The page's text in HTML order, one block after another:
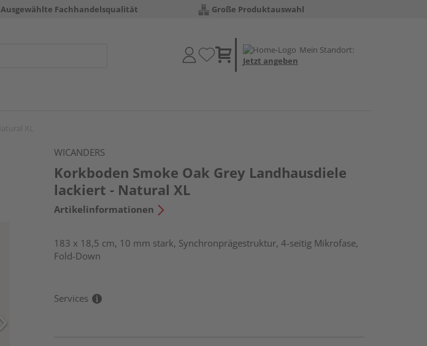
Ausgewählte Fachhandelsqualität Große Produktauswahl
Mein Standort:
Jetzt angeben
WICANDERS
Korkboden Smoke Oak Grey Landhausdiele
lackiert - Natural XL
Artikelinformationen
183 x 18,5 cm, 10 mm stark, Synchronprägestruktur, 4-seitig Mikrofase,
Fold-Down
Services